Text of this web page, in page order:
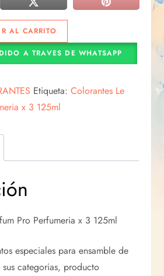
AL CARRITO
A TRAVES DE WHATSAPP
Etiqueta:Colorantes Le
x 3 125ml
Pro Perfumeria x 3 125ml
especiales para ensamble de
categorias, producto